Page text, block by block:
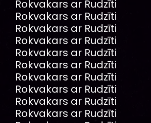
Rokvakars ar Rudzīti
Rokvakars ar Rudzīti
Rokvakars ar Rudzīti
Rokvakars ar Rudzīti
Rokvakars ar Rudzīti
Rokvakars ar Rudzīti
Rokvakars ar Rudzīti
Rokvakars ar Rudzīti
Rokvakars ar Rudzīti
Rokvakars ar Rudzīti